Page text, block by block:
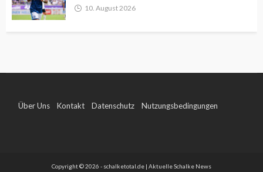
10. August 2026
Über Uns Kontakt Datenschutz Nutzungsbedingungen
Copyright © 2026 - schalketotal.de | Aktuelle Schalke News